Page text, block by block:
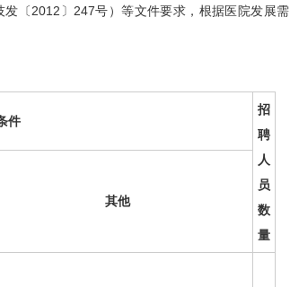
〔2012〕247号）等文件要求，根据医院发展需
件
招
聘
人
员
数
量
其他